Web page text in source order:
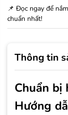
📌 Đọc ngay để
chuẩn nhất!
Thông tin
Chuẩn bị
Hướng